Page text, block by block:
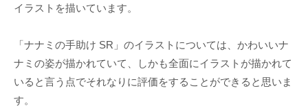
イラストを描いています。
「ナナミの手助け SR」のイラストについては、かわいいナ
ナミの姿が描かれていて、しかも全面にイラストが描かれて
いると言う点でそれなりに評価をすることができると思いま
す。